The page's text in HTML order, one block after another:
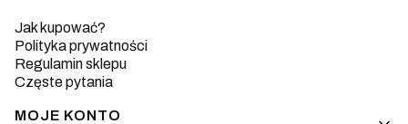
Jak kupować?
Polityka prywatności
Regulamin sklepu
Częste pytania
MOJE KONTO